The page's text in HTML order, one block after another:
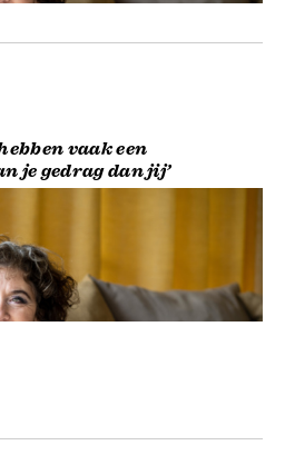
vaak een
je gedrag dan jij’